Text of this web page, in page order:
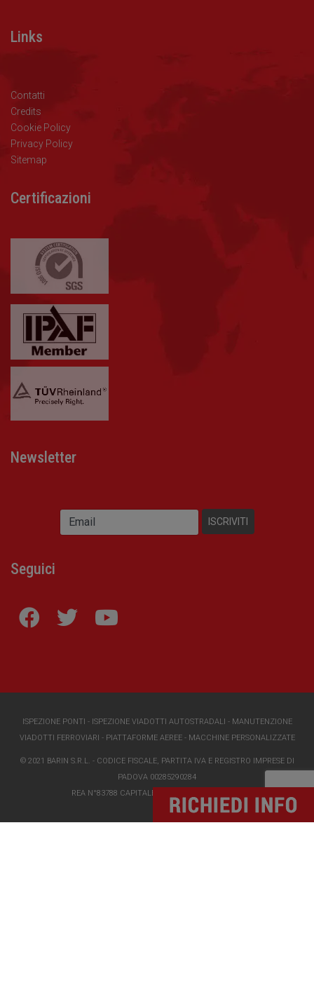
Links
Contatti
Credits
Cookie Policy
Privacy Policy
Sitemap
Certificazioni
Newsletter
Seguici
ISPEZIONE PONTI - ISPEZIONE VIADOTTI AUTOSTRADALI - MANUTENZIONE
VIADOTTI FERROVIARI - PIATTAFORME AEREE- MACCHINE PERSONALIZZATE
© 2021 BARIN S.R.L. - CODICE FISCALE, PARTITA IVA E REGISTRO IMPRESE DI
PADOVA 00285290284
REA N°83788 CAPITALE SOCIALE I.V. €118000,00